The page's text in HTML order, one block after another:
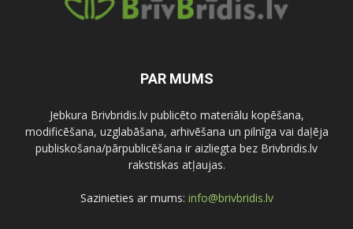
PAR MUMS
Jebkura Brivbridis.lv publicēto materiālu kopēšana,
modificēšana, uzglabāšana, arhivēšana un pilnīga vai daļēja
publiskošana/pārpublicēšana ir aizliegta bez Brivbridis.lv
rakstiskas atļaujas.
Sazinieties ar mums: info@brivbridis.lv